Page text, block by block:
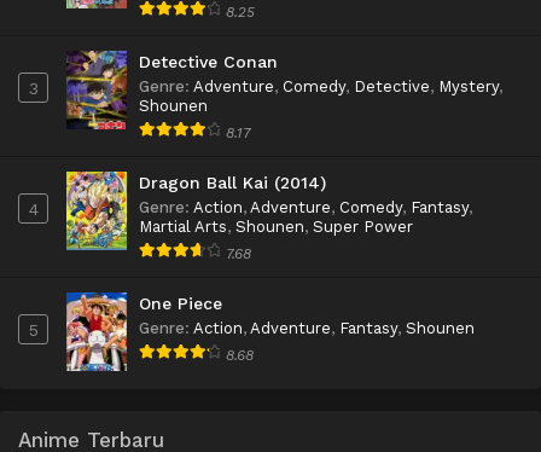
8.25
3
Detective Conan
Genre: Adventure, Comedy, Detective, Mystery,
Shounen
8.17
4
Dragon Ball Kai (2014)
Genre: Action, Adventure, Comedy, Fantasy,
Martial Arts, Shounen, Super Power
7.68
5
One Piece
Genre: Action, Adventure, Fantasy, Shounen
8.68
Anime Terbaru